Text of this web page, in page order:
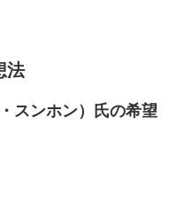
法
スンホン）氏の希望